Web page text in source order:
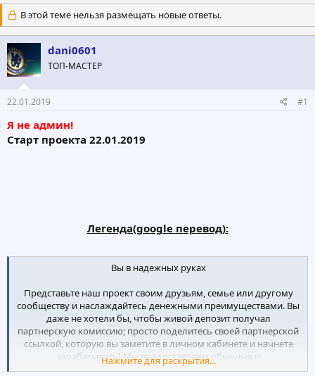
т
о
р
т
е
м
ы
т
а
н
а
ч
а
В этой теме нельзя размещать новые ответы.
dani0601
ТОП-МАСТЕР
22.01.2019 #1
Я не админ!
Старт проекта 22.01.2019
Легенда(google перевод):
Вы в надежных руках
Представьте наш проект своим друзьям, семье или другому
сообществу и наслаждайтесь денежными преимуществами. Вы
даже не хотели бы, чтобы живой депозит получал
партнерскую комиссию; просто поделитесь своей партнерской
ссылкой, которую вы заметите в личном кабинете и начнете
зарабатывать! Мы предоставляем обычные и
представительские партнерские программы. Станьте частью
Нажмите для раскрытия...